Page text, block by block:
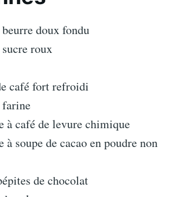
beurre doux fondu
roux
café fort refroidi
farine
à café de levure chimique
à soupe de cacao en poudre non
de chocolat